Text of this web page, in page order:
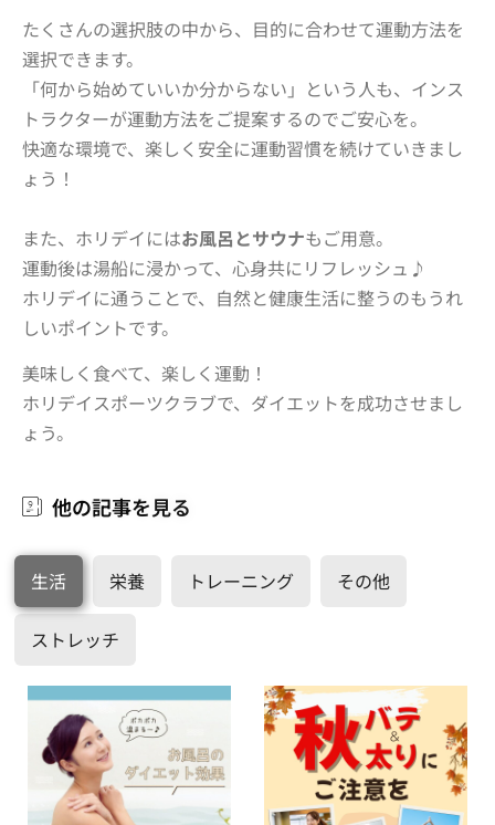
たくさんの選択肢の中から、目的に合わせて運動方法を
選択できます。
「何から始めていいか分からない」という人も、インス
トラクターが運動方法をご提案するのでご安心を。
快適な環境で、楽しく安全に運動習慣を続けていきまし
ょう！
また、ホリデイにはお風呂とサウナもご用意。
運動後は湯船に浸かって、心身共にリフレッシュ♪
ホリデイに通うことで、自然と健康生活に整うのもうれ
しいポイントです。
美味しく食べて、楽しく運動！
ホリデイスポーツクラブで、ダイエットを成功させまし
ょう。
他の記事を見る
生活 栄養 トレーニング その他
ストレッチ